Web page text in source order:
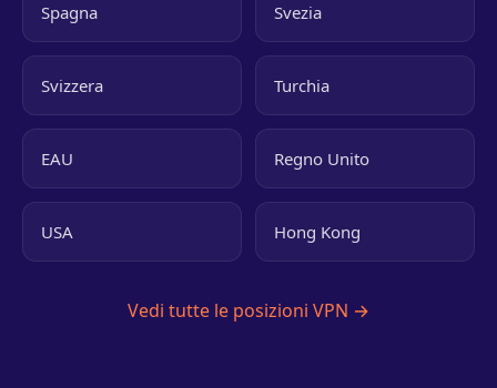
Spagna Svezia
Svizzera Turchia
EAU Regno Unito
USA Hong Kong
Vedi tutte le posizioni VPN →